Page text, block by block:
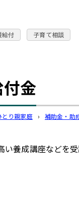
給付
子育て相談
金
とり親家庭 › 補助金・助
養成講座などを